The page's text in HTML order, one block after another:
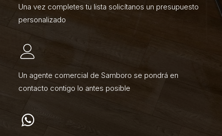
Una vez completes tu lista solicítanos un presupuesto
personalizado
Un agente comercial de Samboro se pondrá en
contacto contigo lo antes posible